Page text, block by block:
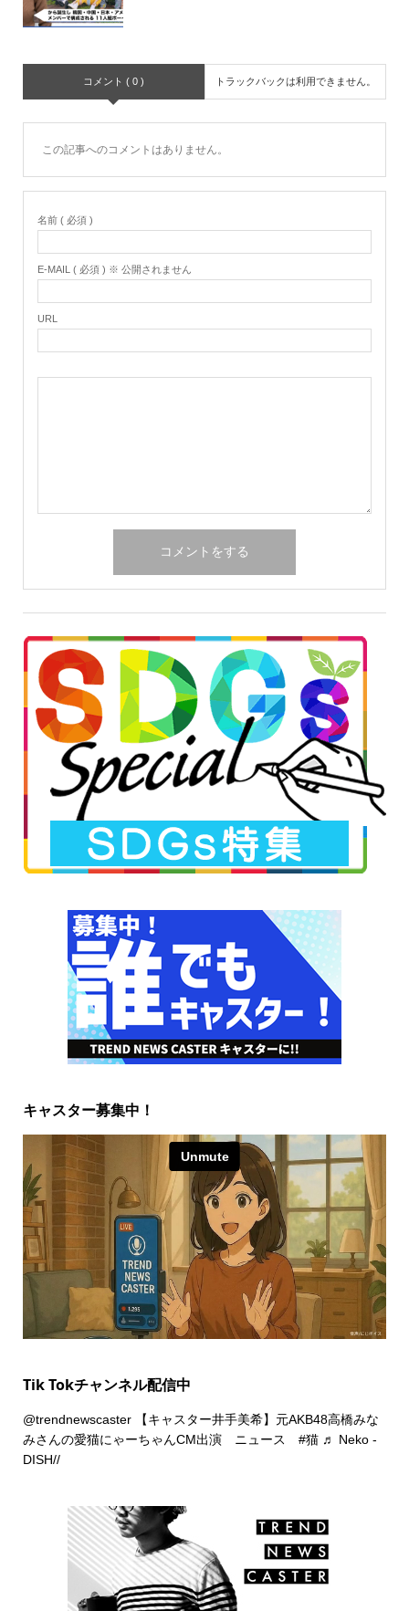
コメント ( 0 ) トラックバックは利用できません。
この記事へのコメントはありません。
名前 ( 必須 )
E-MAIL ( 必須 ) ※ 公開されません
URL
キャスター募集中！
Tik Tokチャンネル配信中
@trendnewscaster【キャスター井手美希】元AKB48高橋みな
みさんの愛猫にゃーちゃんCM出演 ニュース #猫 ♬ Neko -
DISH//